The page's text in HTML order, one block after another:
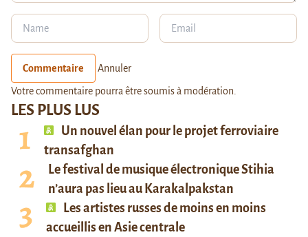
LES PLUS LUS
Un nouvel élan pour le projet ferroviaire
transafghan
Le festival de musique électronique Stihia
n’aura pas lieu au Karakalpakstan
Les artistes russes de moins en moins
accueillis en Asie centrale
Commentaire Annuler
Votre commentaire pourra être soumis à modération.